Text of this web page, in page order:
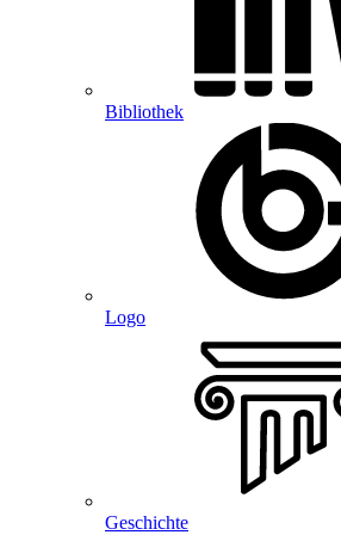
Bibliothek
Logo
Geschichte